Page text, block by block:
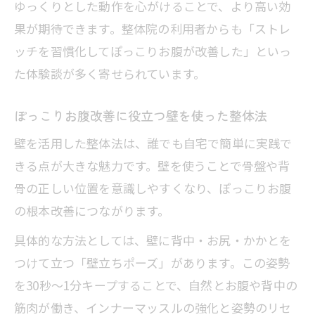
ゆっくりとした動作を心がけることで、より高い効
果が期待できます。整体院の利用者からも「ストレ
ッチを習慣化してぽっこりお腹が改善した」といっ
た体験談が多く寄せられています。
ぽっこりお腹改善に役立つ壁を使った整体法
壁を活用した整体法は、誰でも自宅で簡単に実践で
きる点が大きな魅力です。壁を使うことで骨盤や背
骨の正しい位置を意識しやすくなり、ぽっこりお腹
の根本改善につながります。
具体的な方法としては、壁に背中・お尻・かかとを
つけて立つ「壁立ちポーズ」があります。この姿勢
を30秒〜1分キープすることで、自然とお腹や背中の
筋肉が働き、インナーマッスルの強化と姿勢のリセ